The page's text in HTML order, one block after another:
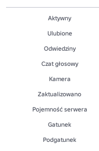
Aktywny
Ulubione
Odwiedziny
Czat głosowy
Kamera
Zaktualizowano
Pojemność serwera
Gatunek
Podgatunek